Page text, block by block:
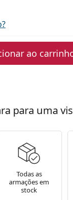
ao
para uma
Todas as
armações em
stock